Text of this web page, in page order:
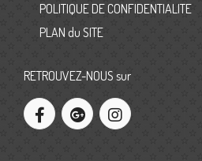
POLITIQUE DE CONFIDENTIALITE
PLAN du SITE
RETROUVEZ-NOUS sur